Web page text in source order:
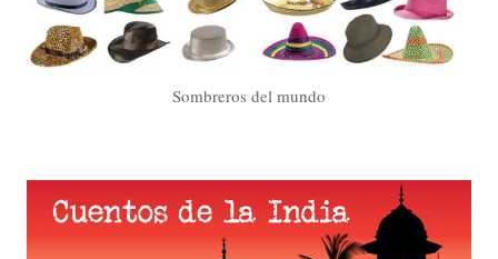
Sombreros del mundo